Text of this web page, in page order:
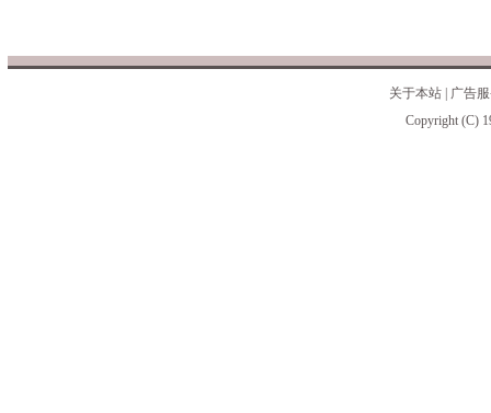
关于本站
广告
Copyright (C)